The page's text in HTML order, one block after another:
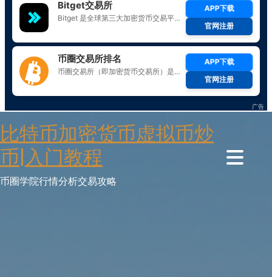
to
content
比特币加密货币虚拟币炒
币|入门教程
币圈学院行情分析交易攻略